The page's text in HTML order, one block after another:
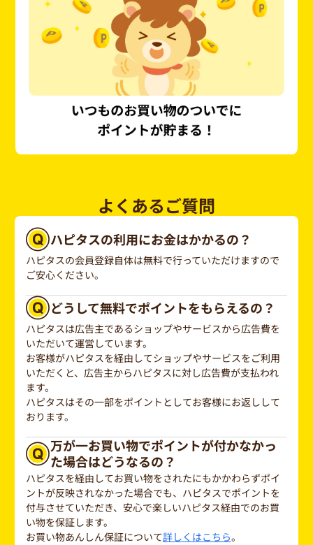
よくあるご質問
ハピタスの利用にお金はかかるの？
ハピタスの会員登録自体は無料で行っていただけますので
ご安心ください。
どうして無料でポイントをもらえるの？
ハピタスは広告主であるショップやサービスから広告費を
いただいて運営しています。
お客様がハピタスを経由してショップやサービスをご利用
いただくと、広告主からハピタスに対し広告費が支払われ
ます。
ハピタスはその一部をポイントとしてお客様にお返しして
おります。
万が一お買い物でポイントが付かなかっ
た場合はどうなるの？
ハピタスを経由してお買い物をされたにもかかわらずポイ
ントが反映されなかった場合でも、ハピタスでポイントを
付与させていただき、安心で楽しいハピタス経由でのお買
い物を保証します。
お買い物あんしん保証について詳しくはこちら。